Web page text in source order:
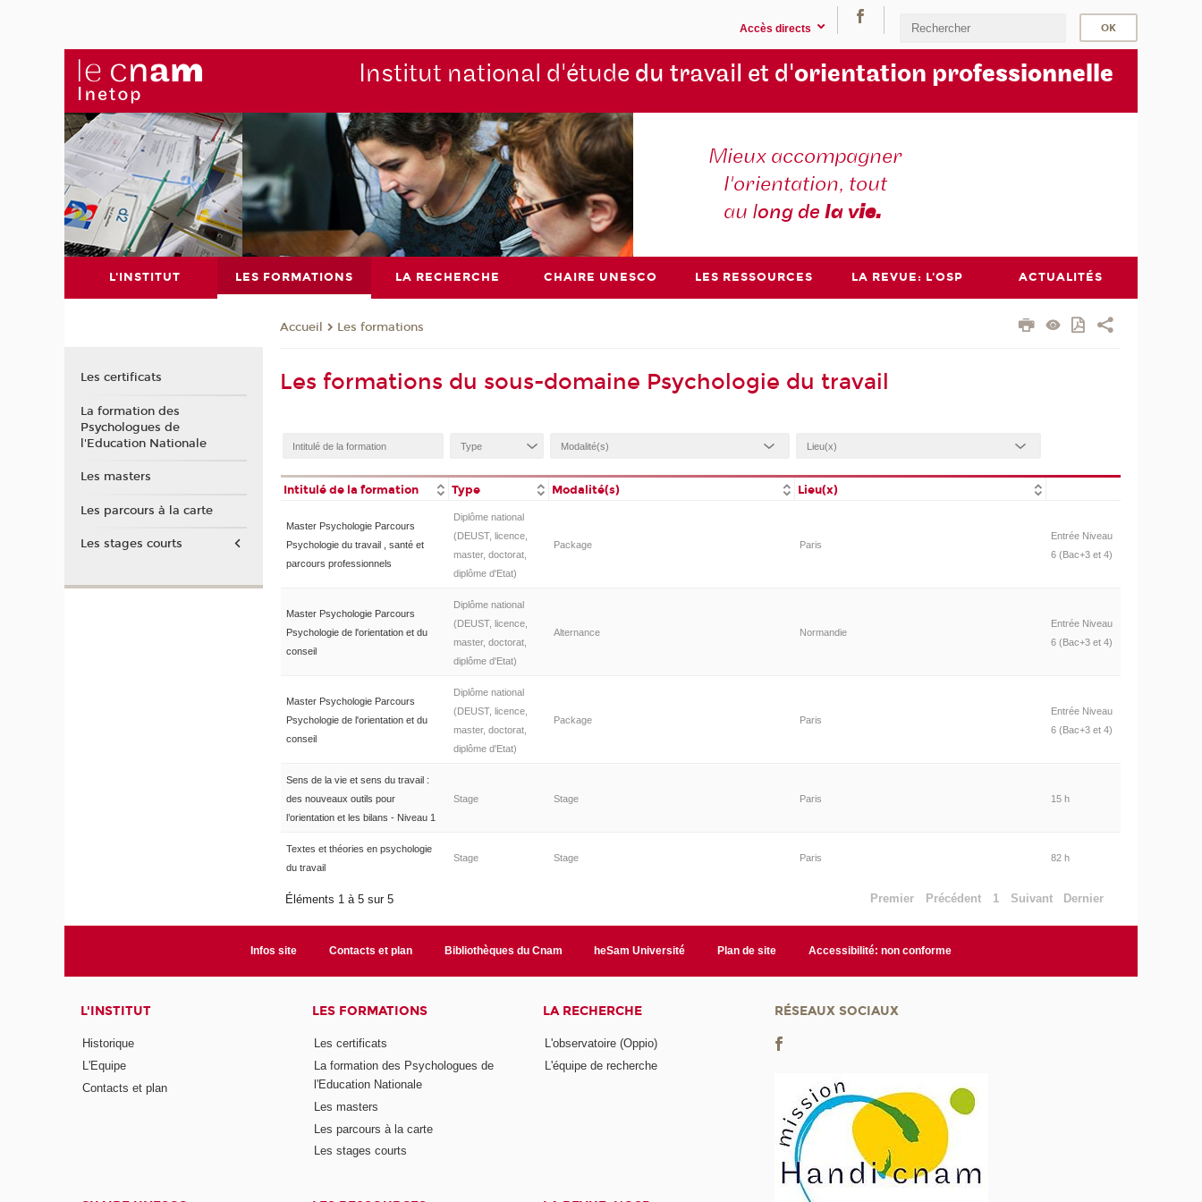
Accès directs
Institut national d'étude du travail et d'orientation professionnelle
Mieux accompagner
l'orientation, tout
au long dela vie.
L'INSTITUT LES FORMATIONS LA RECHERCHE CHAIRE UNESCO LES RESSOURCES LA REVUE: L'OSP ACTUALITÉS
Accueil Les formations
Les formations du sous-domaine Psychologie du travail
Intitulé de la formation Type Modalité(s) Lieu(x)
Master Psychologie Parcours
Psychologie du travail , santé et
parcours professionnels
Diplôme national
(DEUST, licence,
master, doctorat,
diplôme d'Etat)
Package Paris
Entrée Niveau
6 (Bac+3 et 4)
Master Psychologie Parcours
Psychologie de l'orientation et du
conseil
Diplôme national
(DEUST, licence,
master, doctorat,
diplôme d'Etat)
Alternance Normandie
Entrée Niveau
6 (Bac+3 et 4)
Master Psychologie Parcours
Psychologie de l'orientation et du
conseil
Diplôme national
(DEUST, licence,
master, doctorat,
diplôme d'Etat)
Package Paris
Entrée Niveau
6 (Bac+3 et 4)
Sens de la vie et sens du travail :
des nouveaux outils pour
l’orientation et les bilans - Niveau 1
Stage Stage Paris 15 h
Textes et théories en psychologie
du travail
Stage Stage Paris 82 h
Éléments 1 à 5 sur 5 Premier Précédent 1 Suivant Dernier
Les certificats
La formation des
Psychologues de
l'Education Nationale
Les masters
Les parcours à la carte
Les stages courts
Infos site Contacts et plan Bibliothèques du Cnam heSam Université Plan de site Accessibilité: non conforme
L'INSTITUT
Historique
L'Equipe
Contacts et plan
LES FORMATIONS
Les certificats
La formation des Psychologues de
l'Education Nationale
Les masters
Les parcours à la carte
Les stages courts
LA RECHERCHE
L'observatoire (Oppio)
L'équipe de recherche
RÉSEAUX SOCIAUX